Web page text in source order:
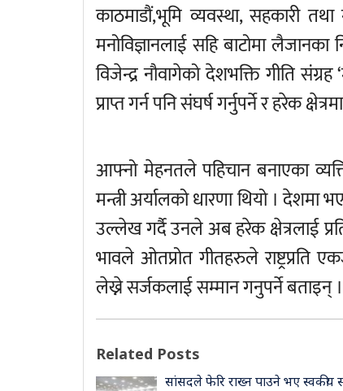
काठमाडौं,भूमि व्यवस्था, सहकारी तथा
मनोविज्ञानलाई सहि बाटोमा
विजेन्द्र नौवागेको देशभक्ति गीति
प्राप्त गर्न पनि संघर्ष गर्नुपर्ने र हरेक
आफ्नो मेहनतले पहिचान बनाएका
मन्त्री अर्यालको धारणा थियो । देशमा
उल्लेख गर्दै उनले अब हरेक क्षेत्रलाई
भावले ओतप्रोत गीतहरुले राष्ट्रप्रति
लेख्ने सर्जकलाई सम्मान गनुपर्ने बताइन् ।
Related Posts
सांसदले फेरि राख्न पाउने भए स्वकीय